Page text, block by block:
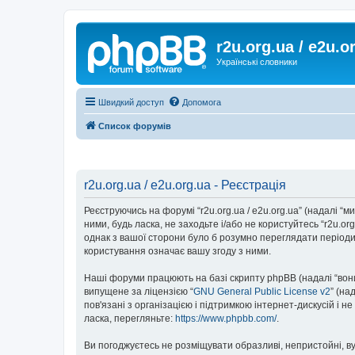
r2u.org.ua /
Українські словники
Швидкий доступ Допомога
Список форумів
r2u.org.ua / e2u.org.ua - Реєстрація
Реєструючись на форумі “r2u.org.ua / e2u.org.ua” (надалі
ними, будь ласка, не заходьте і/або не користуйтесь
однак з вашої сторони було б розумно переглядати
користування означає вашу згоду з ними.
Наші форуми працюють на базі скрипту phpBB (надалі
випущене за ліцензією “GNU General Public License v2”
пов'язані з організацією і підтримкою інтернет-дискусій
ласка, перегляньте: https://www.phpbb.com/.
Ви погоджуєтесь не розміщувати образливі, непристойні,